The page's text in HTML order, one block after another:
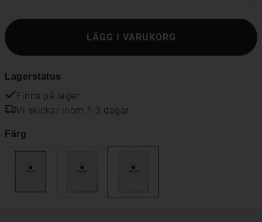
LÄGG I VARUKORG
Lagerstatus
Finns på lager
Vi skickar inom 1-3 dagar
Färg